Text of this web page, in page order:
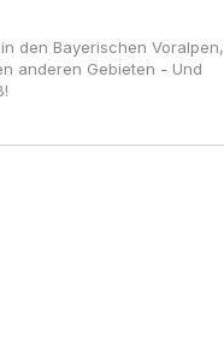
den Bayerischen Voralpen,
anderen Gebieten - Und